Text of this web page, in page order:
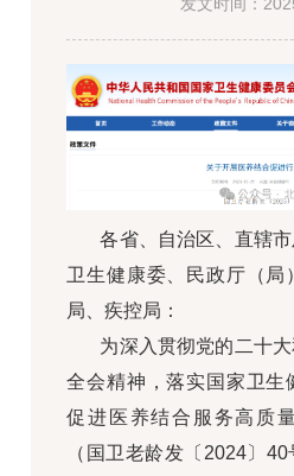
发文时间：
各省、自治区、直辖
卫生健康委、民政厅（局
局、疾控局：
为深入贯彻党的二十
全会精神，落实国家卫生
促进医养结合服务高质
（国卫老龄发〔2024〕